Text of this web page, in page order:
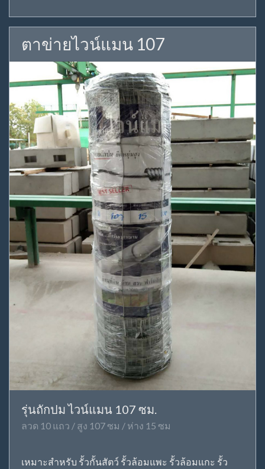
ตาข่ายไวน์แมน 107
รุ่นถักปม ไวน์แมน 107 ซม.
ลวด 10 แถว / สูง 107 ซม / ห่าง 15 ซม
เหมาะสำหรับ รั้วกั้นสัตว์ รั้วล้อมแพะ รั้วล้อมแกะ รั้ว